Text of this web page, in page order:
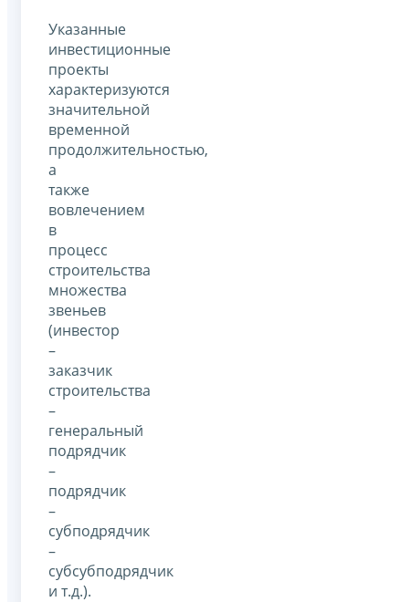
Указанные
инвестиционные
проекты
характеризуются
значительной
временной
продолжительностью,
а
также
вовлечением
в
процесс
строительства
множества
звеньев
(инвестор
–
заказчик
строительства
–
генеральный
подрядчик
–
подрядчик
–
субподрядчик
–
субсубподрядчик
и т.д.).